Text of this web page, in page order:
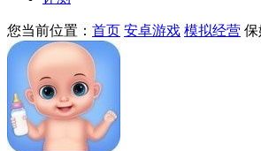
您当前位置： 首页 安卓游戏 模拟经营 保